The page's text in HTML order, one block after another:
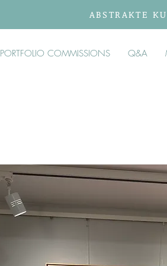
PORTFOLIO COMMISSIONS Q&A
ABSTRAKTE